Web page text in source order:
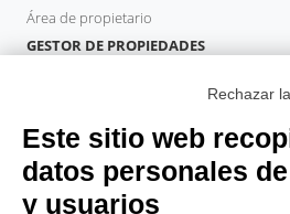
Área de propietario
GESTOR DE PROPIEDADES
HUÉSPEDES
Reserve una estancia
Estancias largas
Rechazar
Este sitio web
datos personales
y usuarios